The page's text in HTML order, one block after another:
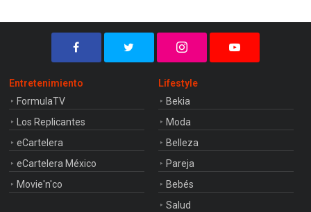
Entretenimiento
FormulaTV
Los Replicantes
eCartelera
eCartelera México
Movie'n'co
Lifestyle
Bekia
Moda
Belleza
Pareja
Bebés
Salud